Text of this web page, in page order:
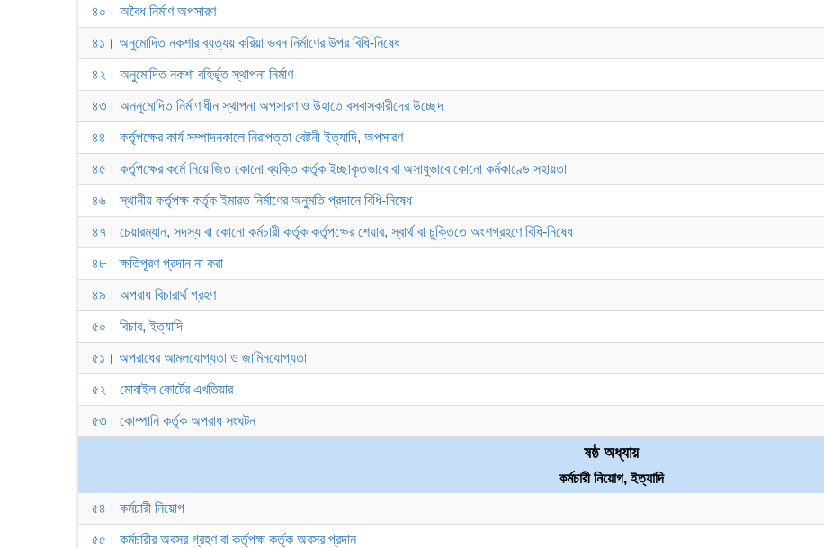
৪০। অবৈধ নির্মাণ অপসারণ
৪১। অনুমোদিত নকশার ব্যত্যয় করিয়া ভবন নির্মাণের উপর বিধি-নিষেধ
৪২। অনুমোদিত নকশা বহির্ভূত স্থাপনা নির্মাণ
৪৩। অননুমোদিত নির্মাণাধীন স্থাপনা অপসারণ ও উহাতে বসবাসকারীদের উচ্ছেদ
৪৪। কর্তৃপক্ষের কার্য সম্পাদনকালে নিরাপত্তা বেষ্টনী ইত্যাদি, অপসারণ
৪৫। কর্তৃপক্ষের কর্মে নিয়োজিত কোনো ব্যক্তি কর্তৃক ইচ্ছাকৃতভাবে বা অসাধুভাবে কোনো কর্মকাণ্ডে সহায়তা
৪৬। স্থানীয় কর্তৃপক্ষ কর্তৃক ইমারত নির্মাণের অনুমতি প্রদানে বিধি-নিষেধ
৪৭। চেয়ারম্যান, সদস্য বা কোনো কর্মচারী কর্তৃক কর্তৃপক্ষের শেয়ার, স্বার্থ বা চুক্তিতে অংশগ্রহণে বিধি-নিষেধ
৪৮। ক্ষতিপূরণ প্রদান না করা
৪৯। অপরাধ বিচারার্থ গ্রহণ
৫০। বিচার, ইত্যাদি
৫১। অপরাধের আমলযোগ্যতা ও জামিনযোগ্যতা
৫২। মোবাইল কোর্টের এখতিয়ার
৫৩। কোম্পানি কর্তৃক অপরাধ সংঘটন
ষষ্ঠ অধ্যায়
কর্মচারী নিয়োগ, ইত্যাদি
৫৪। কর্মচারী নিয়োগ
৫৫। কর্মচারীর অবসর গ্রহণ বা কর্তৃপক্ষ কর্তৃক অবসর প্রদান